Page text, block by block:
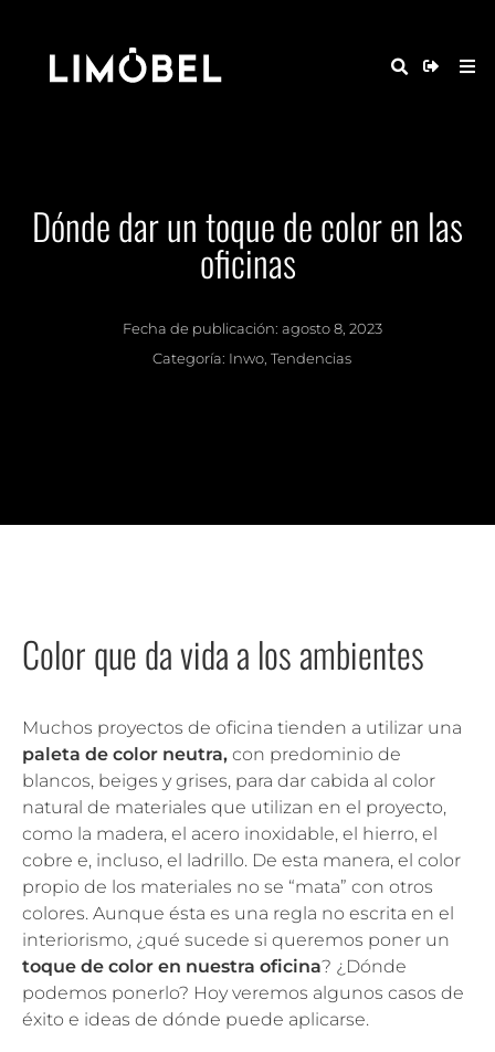
Dónde dar un toque de color en las
oficinas
Fecha de publicación: agosto 8, 2023
Categoría: Inwo Tendencias
Color que da vida a los ambientes
Muchos proyectos de oficina tienden a utilizar una
paleta de color neutra, con predominio de
blancos, beiges y grises, para dar cabida al color
natural de materiales que utilizan en el proyecto,
como la madera, el acero inoxidable, el hierro, el
cobre e, incluso, el ladrillo. De esta manera, el color
propio de los materiales no se “mata” con otros
colores. Aunque ésta es una regla no escrita en el
interiorismo, ¿qué sucede si queremos poner un
toque de color en nuestra oficina? ¿Dónde
podemos ponerlo? Hoy veremos algunos casos de
éxito e ideas de dónde puede aplicarse.